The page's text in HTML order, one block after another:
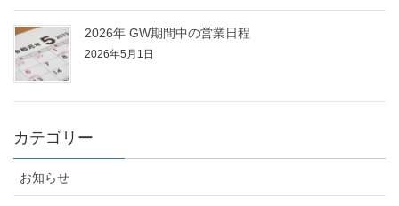
2026年 GW期間中の営業日程
2026年5月1日
カテゴリー
お知らせ